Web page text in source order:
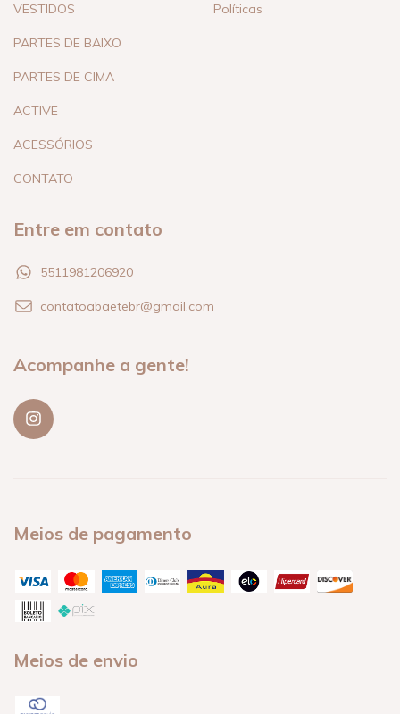
VESTIDOS
PARTES DE BAIXO
PARTES DE CIMA
ACTIVE
ACESSÓRIOS
CONTATO
Políticas
Entre em contato
5511981206920
contatoabaetebr@gmail.com
Acompanhe a gente!
Meios de pagamento
Meios de envio